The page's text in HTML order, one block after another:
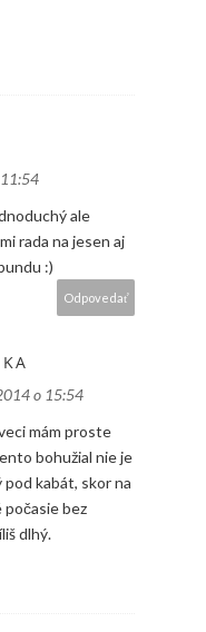
ale
rada na jesen aj
:)
Odpovedať
o 15:54
mám proste
bohužial nie je
pod kabát, skor na
bez
dlhý.